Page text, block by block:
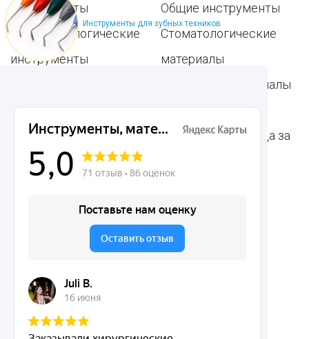
Инструменты для зубных техников
инструменты
Пародонтологические
инструменты
инструменты
Терапевтические
инструменты
инструменты
Общие инструменты
Стоматологические
материалы
Расходные материалы
для стоматологии
Средства для ухода за
Dentins.ru
Акции
О нас